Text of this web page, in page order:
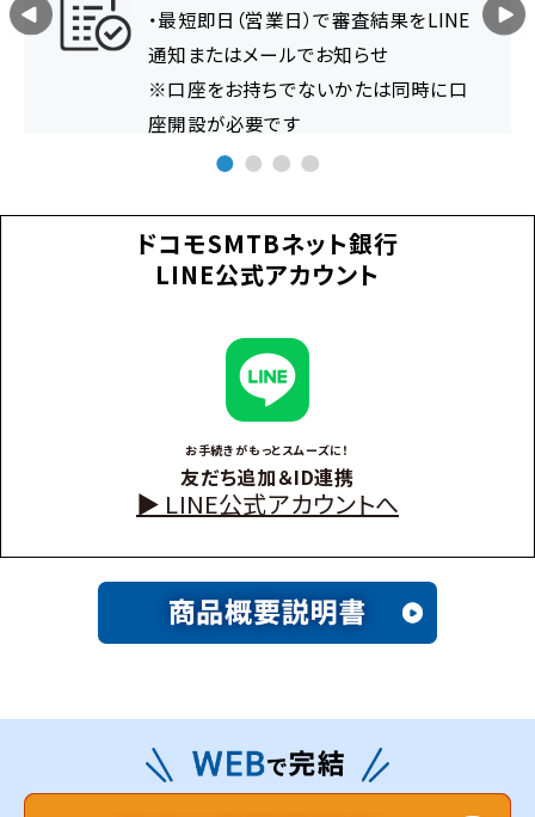
・最短即日（営業日）で審査結果をLINE
通知またはメールでお知らせ
※口座をお持ちでないかたは同時に口
座開設が必要です
ドコモSMTBネット銀行
LINE公式アカウント
お手続きがもっとスムーズに！
友だち追加＆ID連携
▶︎ LINE公式アカウントへ